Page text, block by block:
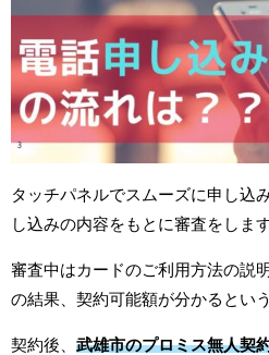
タッチパネルでスムーズに申し込
し込みの内容をもとに審査をします
審査中はカードのご利用方法の説
の結果、契約可能額が分かるとい
契約後、 武雄市のプロミス無人契